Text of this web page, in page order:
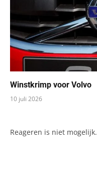
Winstkrimp voor Volvo
10 juli 2026
Reageren is niet mogelijk.